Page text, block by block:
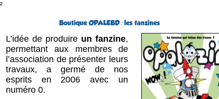
²
Boutique OPALEBD : les fanzines
L’idée de produire un fanzine,
permettant aux membres de
l’association de présenter leurs
travaux, a germé de nos
esprits en 2006 avec un
numéro 0.